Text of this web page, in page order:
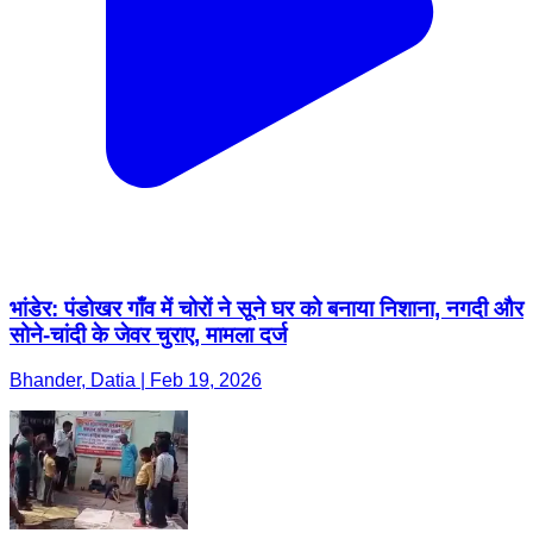
भांडेर: पंडोखर गाँव में चोरों ने सूने घर को बनाया निशाना, नगदी और
सोने-चांदी के जेवर चुराए, मामला दर्ज
Bhander, Datia | Feb 19, 2026